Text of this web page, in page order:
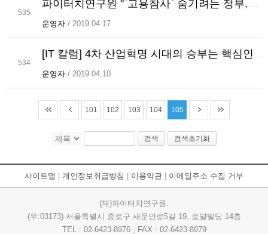
535
파이터치연구원 "`고용참사` 숨기려는 정부, 고령층 일자리 급조"
운영자 / 2019.04.17
534
[IT 칼럼] 4차 산업혁명 시대의 승부는 핵심인력 확보에서 결정된다
운영자 / 2019.04.10
101 102 103 104 105
검색 검색초기화
사이트맵 개인정보취급방침 이용약관 이메일주소 수집 거부
(재)파이터치연구원.
(우:03173) 서울특별시 종로구 새문안로5길 19, 로얄빌딩 14층
TEL : 02-6423-8976 , FAX : 02-6423-8979